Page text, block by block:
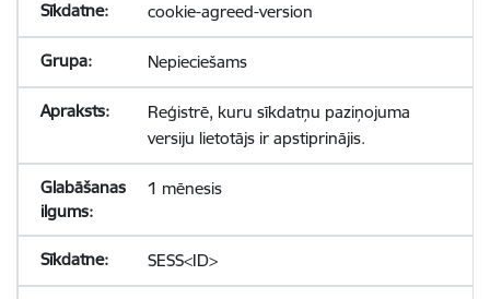
cookie-agreed-version
Nepieciešams
Reģistrē, kuru sīkdatņu paziņojuma
versiju lietotājs ir apstiprinājis.
1 mēnesis
SESS<ID>